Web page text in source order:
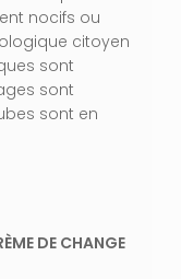
VIDE.
nocifs ou
citoyen
sont
sont
sont en
DE CHANGE